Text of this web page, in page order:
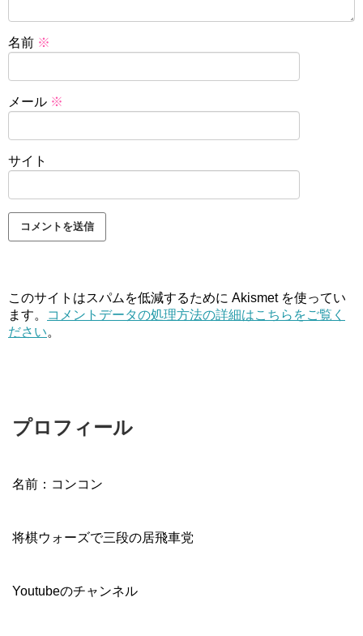
名前 ※
メール ※
サイト
このサイトはスパムを低減するために Akismet を使ってい
ます。
コメントデータの処理方法の詳細はこちらをご覧く
ださい。
プロフィール
名前：コンコン
将棋ウォーズで三段の居飛車党
Youtubeのチャンネル